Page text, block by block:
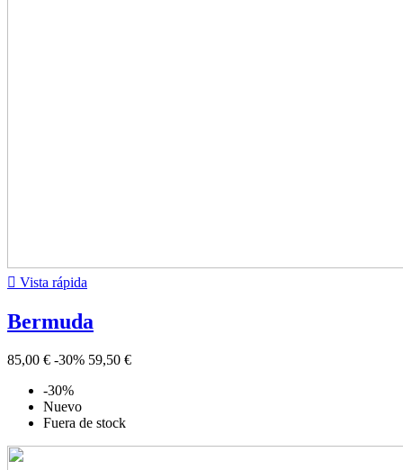
 Vista rápida
Bermuda
85,00 € -30% 59,50 €
-30%
Nuevo
Fuera de stock